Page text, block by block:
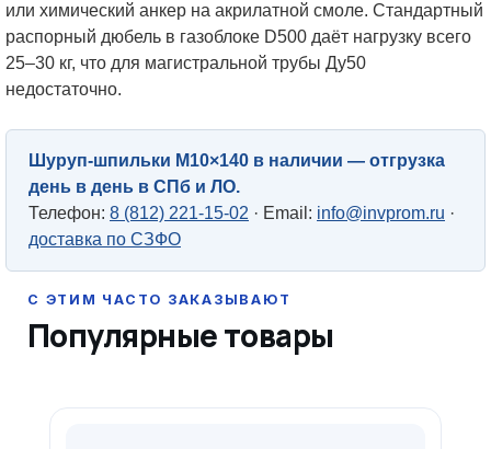
или химический анкер на акрилатной смоле. Стандартный
распорный дюбель в газоблоке D500 даёт нагрузку всего
25–30 кг, что для магистральной трубы Ду50
недостаточно.
Шуруп-шпильки М10×140 в наличии — отгрузка
день в день в СПб и ЛО.
Телефон: 8 (812) 221-15-02 · Email: info@invprom.ru ·
доставка по СЗФО
Популярные товары